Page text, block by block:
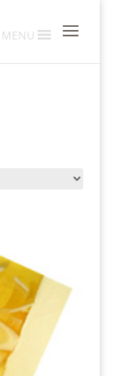
MENU